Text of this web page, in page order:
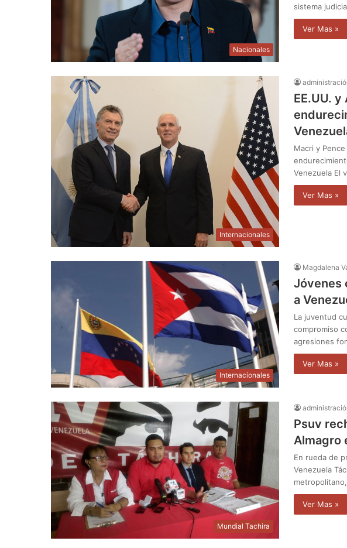
Nacionales
sistema
Ver Mas »
Internacionales
EE.UU.
Macri y
Venezuela El
Ver Mas »
Internacionales
Magdalena
Jóvenes
a
La juventud
compromiso
agresiones
Ver Mas »
Mundial Tachira
Psuv
Almagro
En rueda de
Venezuela
Ver Mas »